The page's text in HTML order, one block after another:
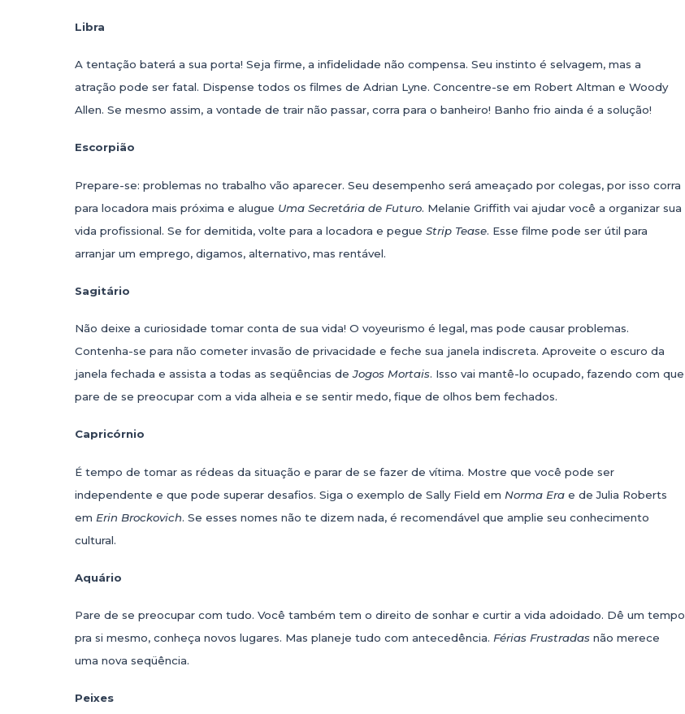
Libra
A tentação baterá a sua porta! Seja firme, a infidelidade não compensa. Seu instinto é selvagem, mas a
atração pode ser fatal. Dispense todos os filmes de Adrian Lyne. Concentre-se em Robert Altman e Woody
Allen. Se mesmo assim, a vontade de trair não passar, corra para o banheiro! Banho frio ainda é a solução!
Escorpião
Prepare-se: problemas no trabalho vão aparecer. Seu desempenho será ameaçado por colegas, por isso corra
para locadora mais próxima e alugue Uma Secretária de Futuro. Melanie Griffith vai ajudar você a organizar sua
vida profissional. Se for demitida, volte para a locadora e pegue Strip Tease. Esse filme pode ser útil para
arranjar um emprego, digamos, alternativo, mas rentável.
Sagitário
Não deixe a curiosidade tomar conta de sua vida! O voyeurismo é legal, mas pode causar problemas.
Contenha-se para não cometer invasão de privacidade e feche sua janela indiscreta. Aproveite o escuro da
janela fechada e assista a todas as seqüências deJogos Mortais. Isso vai mantê-lo ocupado, fazendo com que
pare de se preocupar com a vida alheia e se sentir medo, fique de olhos bem fechados.
Capricórnio
É tempo de tomar as rédeas da situação e parar de se fazer de vítima. Mostre que você pode ser
independente e que pode superar desafios. Siga o exemplo de Sally Field em Norma Era e de Julia Roberts
em Erin Brockovich. Se esses nomes não te dizem nada, é recomendável que amplie seu conhecimento
cultural.
Aquário
Pare de se preocupar com tudo. Você também tem o direito de sonhar e curtir a vida adoidado. Dê um tempo
pra si mesmo, conheça novos lugares. Mas planeje tudo com antecedência. Férias Frustradas não merece
uma nova seqüência.
Peixes